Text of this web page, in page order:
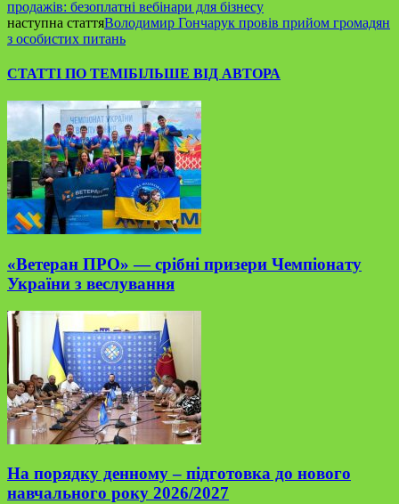
продажів: безоплатні вебінари для бізнесу
наступна статтяВолодимир Гончарук провів прийом громадян
з особистих питань
СТАТТІ ПО ТЕМІБІЛЬШЕ ВІД АВТОРА
«Ветеран ПРО» — срібні призери Чемпіонату
України з веслування
На порядку денному – підготовка до нового
навчального року 2026/2027